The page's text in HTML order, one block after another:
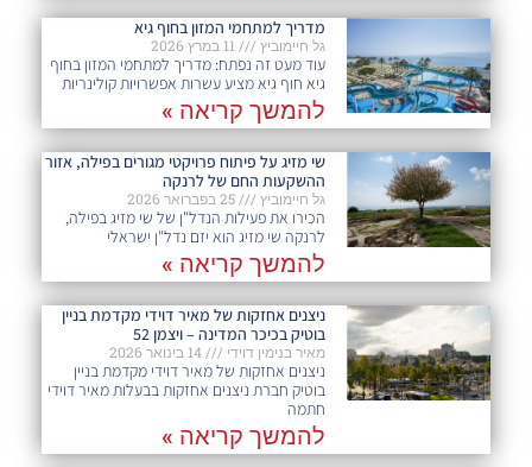
מדריך למתחמי המזון בחוף גיא
גל חיימוביץ
עוד מעט זה נפתח: מדריך למתחמי המזון בחוף
גיא חוף גיא מציע עשרות אפשרויות קולינריות
להמשך קריאה »
שי מזיג על פיתוח פרויקטי מגורים בפילה, אזור
ההשקעות החם של לרנקה
גל חיימוביץ
הכירו את פעילות הנדל"ן של שי מזיג בפילה,
לרנקה שי מזיג הוא יזם נדל"ן ישראלי
להמשך קריאה »
ניצנים אחזקות של מאיר דוידי מקדמת בניין
בוטיק בכיכר המדינה – ויצמן 52
מאיר בנימין דוידי
ניצנים אחזקות של מאיר דוידי מקדמת בניין
בוטיק חברת ניצנים אחזקות בבעלות מאיר דוידי
חתמה
להמשך קריאה »